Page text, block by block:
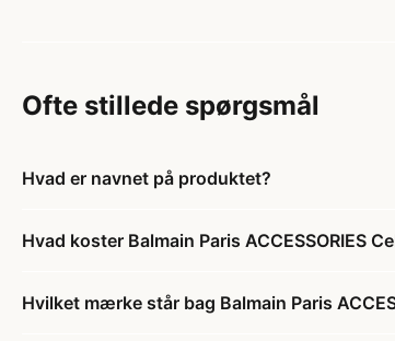
Ofte stillede spørgsmål
Hvad er navnet på produktet?
Hvad koster Balmain Paris ACCESSORIES
Hvilket mærke står bag Balmain Paris